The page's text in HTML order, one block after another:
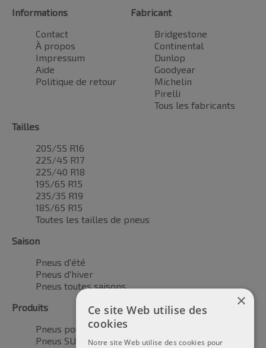
Informations
Contact
À propos
Impressum
Aide
Politique de retour
Fabricant
Bridgestone
Continental
Dunlop
Goodyear
Michelin
Pirelli
Tous les fabricants
Tailles
205/55 R16
225/45 R17
225/40 R18
195/65 R15
235/35 R19
185/65 R15
Toutes les tailles de pneus
Saison
Pneus d'été
Pneus d'hiver
Pneus toutes saisons
Produits
Pneus pour voitures
Pneus SUV / 4x4
×
Ce site Web utilise des
cookies
Notre site Web utilise des cookies pour